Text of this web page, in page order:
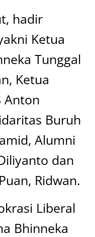
hadir
Ketua
Tunggal
Ketua
Anton
Buruh
Alumni
dan
Ridwan.
Liberal
Bhinneka